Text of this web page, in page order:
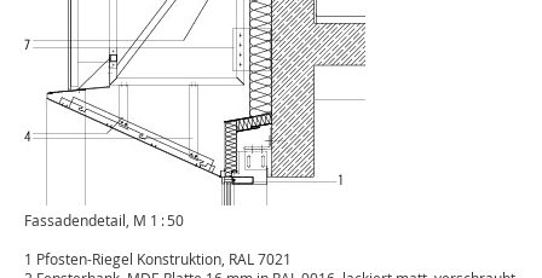
Fassadendetail, M 1 : 50
1 Pfosten-Riegel Konstruktion, RAL 7021